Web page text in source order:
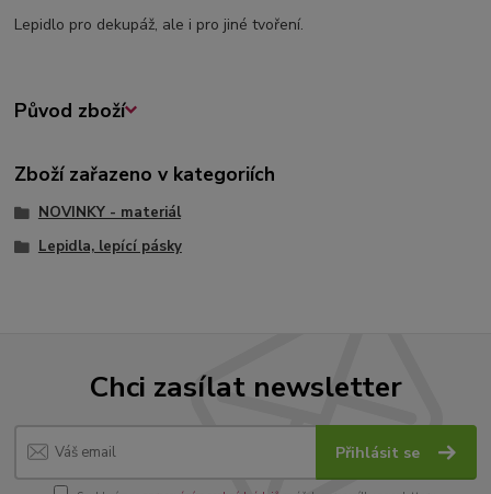
Lepidlo pro dekupáž, ale i pro jiné tvoření.
Původ zboží
Zboží zařazeno v kategoriích
NOVINKY - materiál
Lepidla, lepící pásky
Chci zasílat newsletter
Přihlásit se